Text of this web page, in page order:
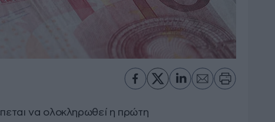
να ολοκληρωθεί η πρώτη